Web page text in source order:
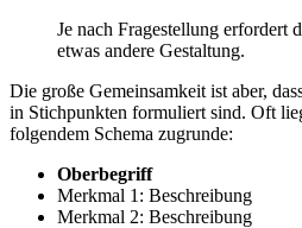
Je nach Fragestellung erfordert
etwas andere Gestaltung.
Die große Gemeinsamkeit ist aber,
in Stichpunkten formuliert sind. Oft
folgendem Schema zugrunde:
Oberbegriff
Merkmal 1: Beschreibung
Merkmal 2: Beschreibung